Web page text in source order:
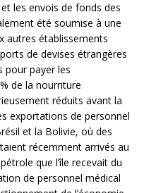
les envois de fonds des
été soumise à une
autres établissements
de devises étrangères
pour payer les
de la nourriture
réduits avant la
exportations de personnel
et la Bolivie, où des
récemment arrivés au
que l’île recevait du
de personnel médical